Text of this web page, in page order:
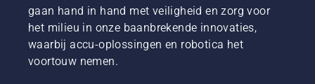
beantwoorden.
gaan hand in hand met veiligheid en zorg voor
het milieu in onze baanbrekende innovaties,
waarbij accu-oplossingen en robotica het
voortouw nemen.